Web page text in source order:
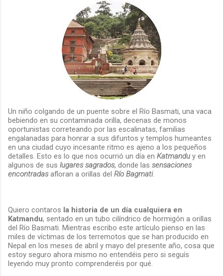
Un niño colgando de un puente sobre el Río Basmati, una vaca
bebiendo en su contaminada orilla, decenas de monos
oportunistas correteando por las escalinatas, familias
engalanadas para honrar a sus difuntos y templos humeantes
en una ciudad cuyo incesante ritmo es ajeno a los pequeños
detalles. Esto es lo que nos ocurrió un día en Katmandu y en
algunos de sus lugares sagrados, donde las sensaciones
encontradasafloran a orillas del Río Bagmati.
Quiero contaros la historia de un día cualquiera en
Katmandu, sentado en un tubo cilíndrico de hormigón a orillas
del Río Basmati. Mientras escribo este artículo pienso en las
miles de víctimas de los terremotos que se han producido en
Nepal en los meses de abril y mayo del presente año, cosa que
estoy seguro ahora mismo no entendéis pero si seguís
leyendo muy pronto comprenderéis por qué.